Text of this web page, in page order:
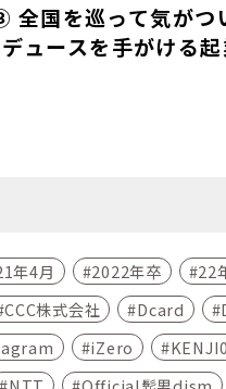
全国を巡って気がつ
ュースを手がける
年4月 2022年卒 22
CCC株式会社 Dcard
iZero